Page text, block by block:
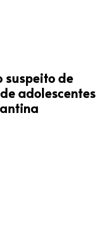
suspeito de
adolescentes